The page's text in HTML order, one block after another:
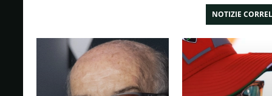
NOTIZIE